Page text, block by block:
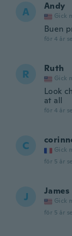
A Andy
Gick
Buen
för 4 år
R Ruth
Gick
Look
at all
för 4 år
C Gick
för 5 år
J James
Gick
för 5 år